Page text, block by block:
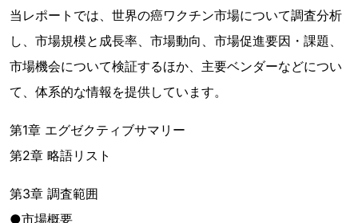
当レポートでは、世界の癌ワクチン市場について調査分析
し、市場規模と成長率、市場動向、市場促進要因・課題、
市場機会について検証するほか、主要ベンダーなどについ
て、体系的な情報を提供しています。
第1章 エグゼクティブサマリー
第2章 略語リスト
第3章 調査範囲
●市場概要